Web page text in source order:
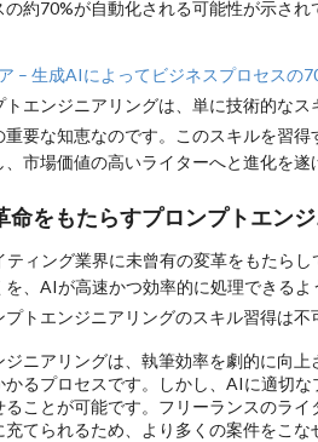
の約70%が自動化される可能性が示さ
– 生成AIによってビジネスプロセスの
エンジニアリングは、単に技術的なス
重要な知恵なのです。このスキルを習
市場価値の高いライターへと進化を遂
命をもたらすプロンプトエン
ィング業界に未曾有の変革をもたら
、AIが高速かつ効率的に処理できるよ
プトエンジニアリングのスキル習得は不
ジニアリングは、執筆効率を劇的に向
かるプロセスです。しかし、AIに適切
ことが可能です。フリーランスのラ
てられるため、より多くの案件をこな